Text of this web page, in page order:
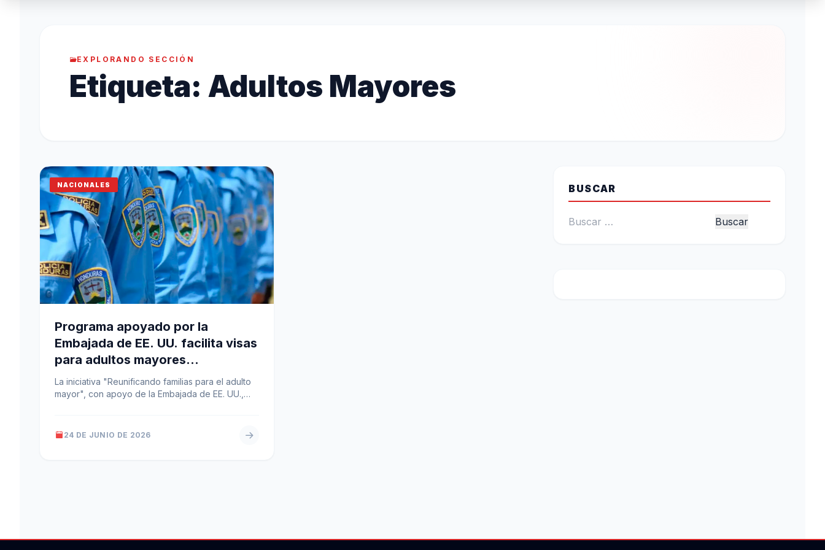
EXPLORANDO SECCIÓN
Etiqueta: Adultos Mayores
NACIONALES
Programa apoyado por la
Embajada de EE. UU. facilita visas
para adultos mayores
hondureños
La iniciativa "Reunificando familias para el adulto
mayor", con apoyo de la Embajada de EE. UU.,
24 DE JUNIO DE 2026
BUSCAR
Buscar: